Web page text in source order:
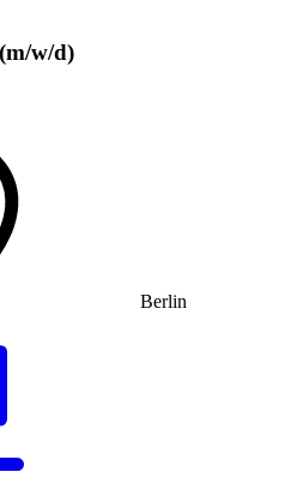
w/d)
Berlin